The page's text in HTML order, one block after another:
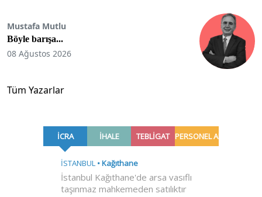
Mustafa Mutlu
Böyle barışa...
08 Ağustos 2026
Tüm Yazarlar